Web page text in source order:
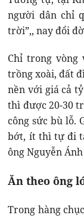
người dân chỉ
trời”,, nay đổi
Chỉ trong vòng
trồng xoài, đất
nền với giá cả
thì được 20-30
công sức bù lỗ.
bớt, ít thì tự đi
ông Nguyễn
Ăn theo ông
Trong hàng